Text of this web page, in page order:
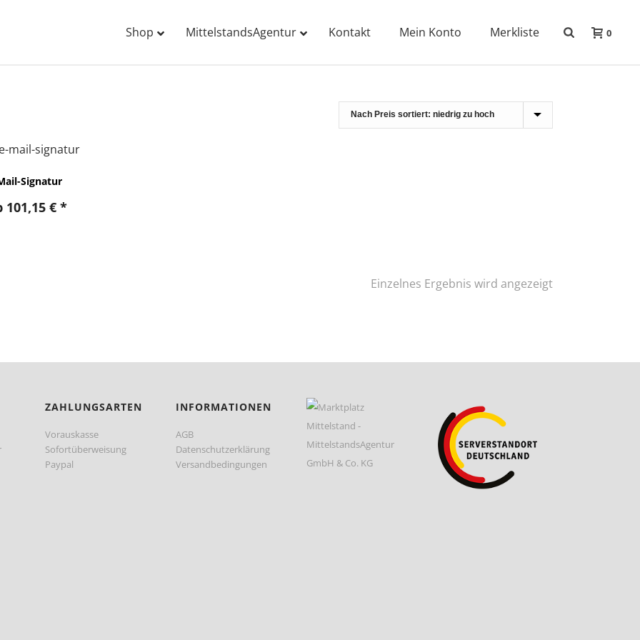
Shop MittelstandsAgentur Kontakt Mein Konto Merkliste 0
Signatur
101,15 €*
Einzelnes Ergebnis wird angezeigt
ZAHLUNGSARTEN
Vorauskasse
Sofortüberweisung
Paypal
INFORMATIONEN
AGB
Datenschutzerklärung
Versandbedingungen